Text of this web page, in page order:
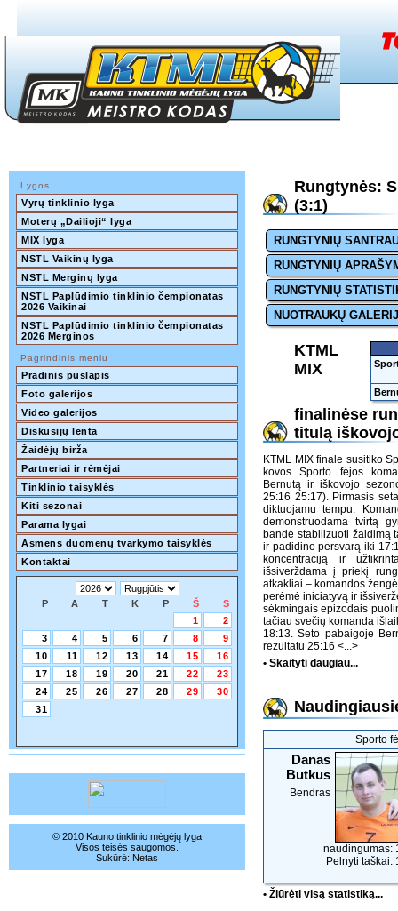
Lygos
Vyrų tinklinio lyga
Moterų „Dailioji“ lyga
MIX lyga
NSTL Vaikinų lyga
NSTL Merginų lyga
NSTL Paplūdimio tinklinio čempionatas
2026 Vaikinai
NSTL Paplūdimio tinklinio čempionatas
2026 Merginos
Pagrindinis meniu
Pradinis puslapis
Foto galerijos
Video galerijos
Diskusijų lenta
Žaidėjų birža
Partneriai ir rėmėjai
Tinklinio taisyklės
Kiti sezonai
Parama lygai
Asmens duomenų tvarkymo taisyklės
Kontaktai
P A T K P Š
S
1
2
3
4 5 6 7 8
9
10
11 12 13 14 15
16
17
18 19 20 21 22
23
24
25 26 27 28 29
30
31
© 2010 Kauno tinklinio mėgėjų lyga
Visos teisės saugomos.
Sukūrė: Netas
Rungtynės:
(3:1)
RUNGTYNIŲ
RUNGTYNIŲ
RUNGTYNIŲ
NUOTRAUKŲ
KTML
MIX
finalinėse
titulą
KTML MIX finale susitiko
kovos Sporto fėjos
Bernutą ir iškovojo
25:16 25:17). Pirmasis
diktuojamu tempu.
demonstruodama tvirtą
bandė stabilizuoti žaidimą
ir padidino persvarą iki
koncentraciją ir
išsiverždama į priekį
atkakliai – komandos
perėmė iniciatyvą ir
sėkmingais epizodais
tačiau svečių komanda
18:13. Seto pabaigoje
rezultatu 25:16 <...>
• Skaityti daugiau...
Sporto
Danas
Butkus
Bendras
naudingumas:
Pelnyti taškai:
• Žiūrėti visą statistiką...